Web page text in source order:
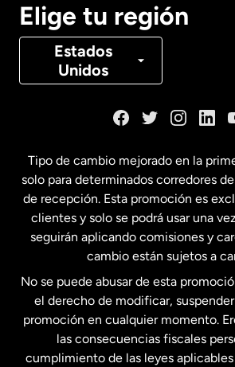
Elige tu región
Estados
Unidos
Canadá Français
Estados Unidos
Estados Unidos
Francia
Malasia
Tipo de cambio mejorado en la
solo para determinados corredores
de recepción. Esta promoción es
clientes y solo se podrá usar una
seguirán aplicando comisiones y
cambio están sujetos a
No se puede abusar de esta
el derecho de modificar,
promoción en cualquier momento.
las consecuencias fiscales
cumplimiento de las leyes